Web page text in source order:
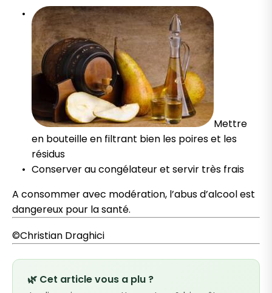
Mettre
en bouteille en filtrant bien les poires et les
résidus
Conserver au congélateur et servir très frais
A consommer avec modération, l’abus d’alcool est
dangereux pour la santé.
©Christian Draghici
🌿 Cet article vous a plu ?